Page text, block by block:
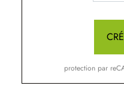
protection par